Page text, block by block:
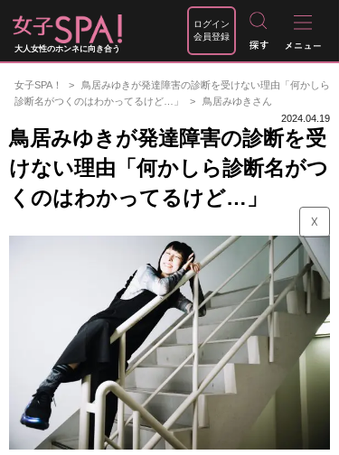
大人女性のホンネに向き合う
ログイン
会員登録
女子SPA！
鳥居みゆきが発達障害の診断を受けない理由「何かしら
診断名がつくのはわかってるけど…」
鳥居みゆきさん
2024.04.19
鳥居みゆきが発達障害の診断を受
けない理由「何かしら診断名がつ
くのはわかってるけど…」
☓